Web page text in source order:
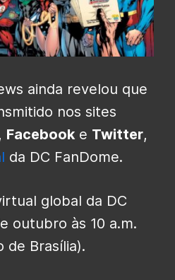
ainda revelou que
nos sites
, Facebook e Twitter,
da DC FanDome.
global da DC
outubro às 10 a.m.
de Brasília).